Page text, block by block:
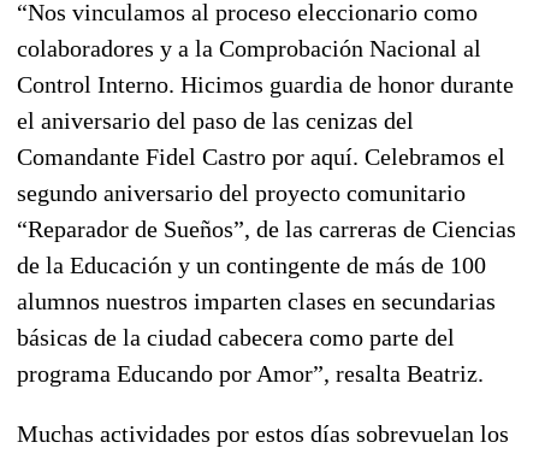
“Nos vinculamos al proceso eleccionario como
colaboradores y a la Comprobación Nacional al
Control Interno. Hicimos guardia de honor durante
el aniversario del paso de las cenizas del
Comandante Fidel Castro por aquí. Celebramos el
segundo aniversario del proyecto comunitario
“Reparador de Sueños”, de las carreras de Ciencias
de la Educación y un contingente de más de 100
alumnos nuestros imparten clases en secundarias
básicas de la ciudad cabecera como parte del
programa Educando por Amor”, resalta Beatriz.
Muchas actividades por estos días sobrevuelan los